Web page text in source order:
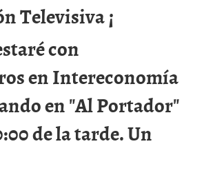
Televisiva ¡
con
en Intereconomía
en "Al Portador"
de la tarde. Un